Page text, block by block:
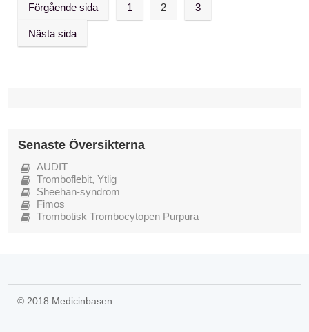
Inläggsnavigering
Förgående sida 1 2 3
Nästa sida
Senaste Översikterna
AUDIT
Tromboflebit, Ytlig
Sheehan-syndrom
Fimos
Trombotisk Trombocytopen Purpura
© 2018 Medicinbasen